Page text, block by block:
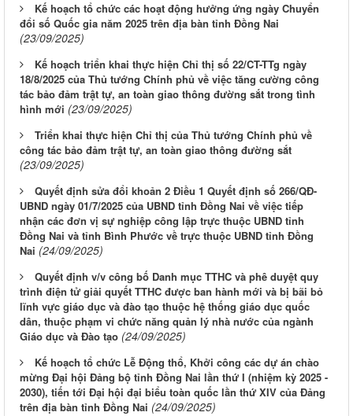
Kế hoạch tổ chức các hoạt động hưởng ứng ngày Chuyển
đổi số Quốc gia năm 2025 trên địa bàn tỉnh Đồng Nai
(23/09/2025)
Kế hoạch triển khai thực hiện Chỉ thị số 22/CT-TTg ngày
18/8/2025 của Thủ tướng Chính phủ về việc tăng cường công
tác bảo đảm trật tự, an toàn giao thông đường sắt trong tình
hình mới (23/09/2025)
Triển khai thực hiện Chỉ thị của Thủ tướng Chính phủ về
công tác bảo đảm trật tự, an toàn giao thông đường sắt
(23/09/2025)
Quyết định sửa đổi khoản 2 Điều 1 Quyết định số 266/QĐ-
UBND ngày 01/7/2025 của UBND tỉnh Đồng Nai về việc tiếp
nhận các đơn vị sự nghiệp công lập trực thuộc UBND tỉnh
Đồng Nai và tỉnh Bình Phước về trực thuộc UBND tỉnh Đồng
Nai (24/09/2025)
Quyết định v/v công bố Danh mục TTHC và phê duyệt quy
trình điện tử giải quyết TTHC được ban hành mới và bị bãi bỏ
lĩnh vực giáo dục và đào tạo thuộc hệ thống giáo dục quốc
dân, thuộc phạm vi chức năng quản lý nhà nước của ngành
Giáo dục và Đào tạo (24/09/2025)
Kế hoạch tổ chức Lễ Động thổ, Khởi công các dự án chào
mừng Đại hội Đảng bộ tỉnh Đồng Nai lần thứ I (nhiệm kỳ 2025 -
2030), tiến tới Đại hội đại biểu toàn quốc lần thứ XIV của Đảng
trên địa bàn tỉnh Đồng Nai (24/09/2025)